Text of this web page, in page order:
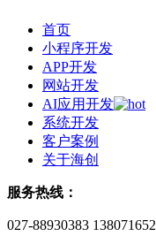
首页
小程序开发
APP开发
网站开发
AI应用开发
系统开发
客户案例
关于海创
服务热线：
027-88930383